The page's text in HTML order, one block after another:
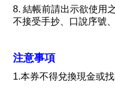
8. 結帳前請出示欲使用
不接受手抄、口說序號
注意事項
1.本券不得兌換現金或找